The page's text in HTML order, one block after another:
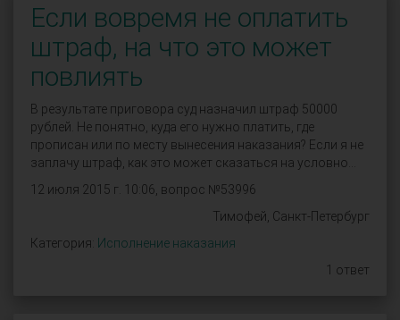
Если вовремя не оплатить
штраф, на что это может
повлиять
В результате приговора суд назначил штраф 50000
рублей. Не понятно, куда его нужно платить, где
прописан или по месту вынесения наказания? Если я не
заплачу штраф, как это может сказаться на условно...
12 июля 2015 г. 10:06, вопрос №53996
Тимофей, Санкт-Петербург
Категория: Исполнение наказания
1 ответ